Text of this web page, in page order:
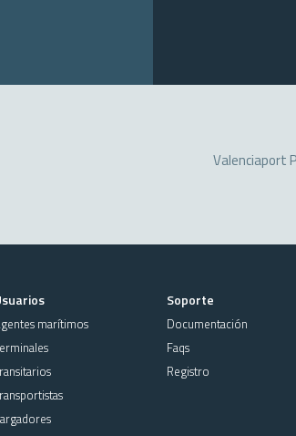
Valenciaport
marítimos
Soporte
Documentación
Faqs
Registro